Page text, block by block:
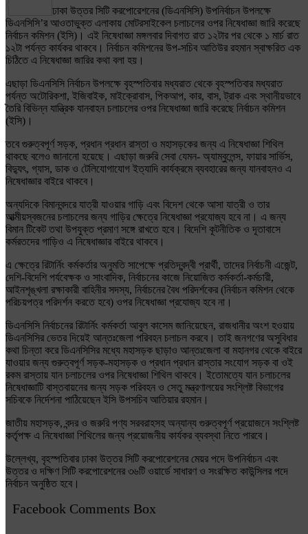
Share
ঢাকা উত্তর সিটি করপোরেশনের (ডিএনসিসি) উপনির্বাচন উপলক্ষে
ডিএনসিসি’র আওতাভুক্ত এলাকায় মোটরসাইকেল চলাচলের ওপর নিষেধাজ্ঞা জারি করেছে
নির্বাচন কমিশন (ইসি)। এই নিষেধাজ্ঞা মঙ্গলবার দিবাগত রাত ১২টার পর থেকে ১ মার্চ রাত
১২টা পর্যন্ত কার্যকর থাকবে। নির্বাচন কমিশনের উপ-সচিব আতিউর রহমান স্বাক্ষরিত এক
চিঠিতে এ নিষেধাজ্ঞা জারির কথা বলা হয়।
এছাড়া ডিএনসিসি নির্বাচন উপলক্ষে বৃহস্পতিবার মধ্যরাত থেকে বৃহস্পতিবার মধ্যরাত
পর্যন্ত অটোরিকশা, ইজিবাইক, মাইক্রোবাস, পিকআপ, কার, বাস, ট্রাক এবং স্থানীয়ভাবে
তৈরি বিভিন্ন যান্ত্রিক যানবাহন চলাচলের ওপর নিষেধাজ্ঞা জারি করেছে নির্বাচন কমিশন
(ইসি)।
তবে গুরুত্বপূর্ণ সড়ক, প্রধান প্রধান রাস্তা ও মহাসড়কের জন্য এ নিষেধাজ্ঞা শিথিল
থাকছে বলেও জানানো হয়েছে। এছাড়া জরুরি সেবা যেমন- অ্যাম্বুলেন্স, ফায়ার সার্ভিস,
বিদ্যুৎ, গ্যাস, ডাক ও টেলিযোগাযোগ ইত্যাদি কার্যক্রমে ব্যবহারের জন্য যানবাহনও এ
নিষেধাজ্ঞার বাইরে থাকবে।
অন্যদিকে বিমানবন্দরে যাত্রী যাওয়ার গাড়ি এবং বিদেশ থেকে আসা যাত্রী ও তার
আত্মীয়স্বজনের চলাচলের জন্য গাড়ির ক্ষেত্রে নিষেধাজ্ঞা প্রযোজ্য হবে না। এ জন্য
বিমান টিকেট তথা উপযুক্ত প্রমাণ সঙ্গে রাখতে হবে। বিদেশি কূটনীতিক ও দূতাবাসে
কর্মরতদের গাড়িও এ নিষেধাজ্ঞার বাইরে থাকবে।
এ ক্ষেত্রে রিটার্নিং কর্মকর্তার অনুমতি সাপেক্ষে প্রতিদ্বন্দ্বী প্রার্থী, তাদের নির্বাচনী এজেন্ট,
দেশি-বিদেশি পর্যবেক্ষক ও সাংবাদিক, নির্বাচনের কাজে নিয়োজিত কর্মকর্তা-কর্মচারী,
আইনশৃঙ্খলা রক্ষাকারী বাহিনীর সদস্য, নির্বাচনের বৈধ পরিদর্শকের (নির্বাচন কমিশন থেকে
পরিচয়পত্র পরিদর্শন করতে হবে) ওপর নিষেধাজ্ঞা প্রযোজ্য হবে না।
ডিএনসিসি নির্বাচনের রিটার্নিং কর্মকর্তা আবুল কাসেম জানিয়েছেন, রাজধানীর অংশ হওয়ায়
ডিএনসিসির ভেতর দিয়েই আন্তঃজেলা পরিবহন চলাচল করবে। তাই জনগণের অসুবিধার
কথা চিন্তা করে ডিএনসিসির মধ্যে মহাসড়ক ছাড়াও আন্তঃজেলা বা মহানগর থেকে বাইরে
যাওয়ার জন্য গুরুত্বপূর্ণ সড়ক-মহাসড়ক ও প্রধান প্রধান রাস্তার সংযোগ সড়ক বা ওই
রকম রাস্তায় যান চলাচলের ওপর নিষেধাজ্ঞা শিথিল থাকবে। ইতোমত্যে যান চলাচলের
নিষেধাজ্ঞাটি বাস্তবায়নের জন্য সড়ক পরিবহন ও সেতু মন্ত্রণালয়ের সংশ্লিষ্ট বিভাগের
সচিবকে নির্দেশনা পাঠিয়েছেন ইসি উপসচিব আতিয়ার রহমান।
জাতীয় মহাসড়ক, বন্দর ও জরুরি পণ্য সরবরাহসহ অন্যান্য গুরুত্বপূর্ণ প্রয়োজনে সংশ্লিষ্ট
কর্তৃপক্ষ এ নিষেধাজ্ঞা শিথিলের জন্য প্রয়োজনীয় কার্যকর ব্যবস্থা নিতে পারবে।
উল্লেখ্য, বৃহস্পতিবার ঢাকা উত্তর সিটি করপোরেশনের মেয়র পদে উপনির্বাচন এবং
উত্তর ও দক্ষিণ সিটি করপোরেশনের ৩৬টি ওয়ার্ডে সাধারণ ও সংরক্ষিত কাউন্সিলর পদে
নির্বাচন অনুষ্ঠিত হবে।
Facebook Comments Box